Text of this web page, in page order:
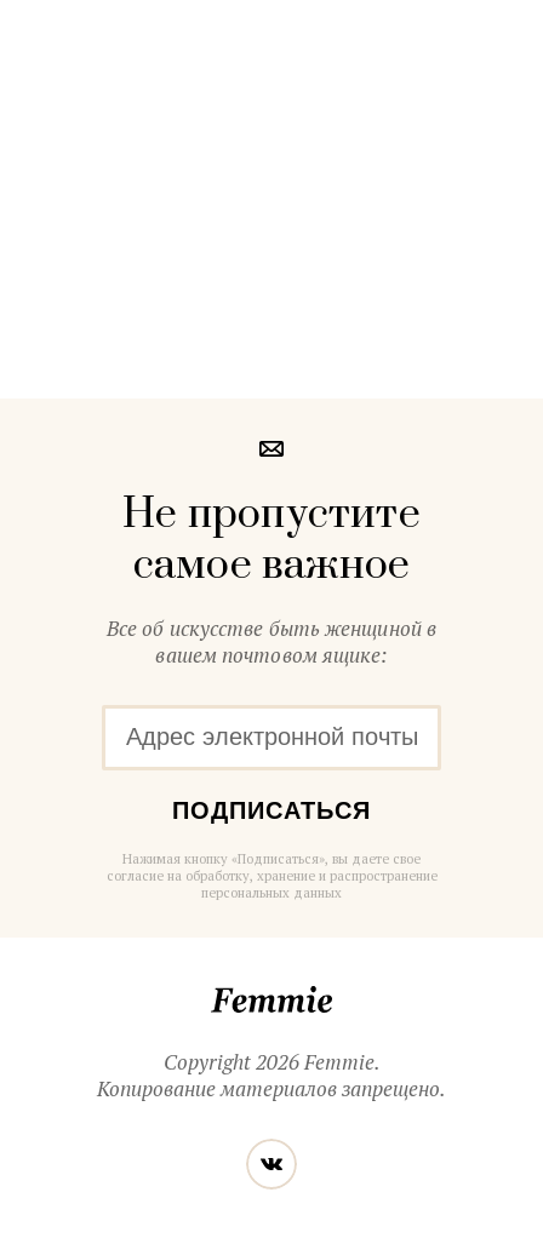
Не пропустите
самое важное
Все об искусстве быть женщиной в
вашем почтовом ящике:
ПОДПИСАТЬСЯ
Нажимая кнопку «Подписаться», вы даете свое
согласие на обработку, хранение и распространение
персональных данных
Copyright 2026 Femmie.
Копирование материалов запрещено.
Читайте
нас
в социальных